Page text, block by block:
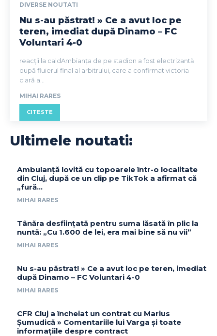
DIVERSE NOUTATI
Nu s-au păstrat! » Ce a avut loc pe
teren, imediat după Dinamo – FC
Voluntari 4-0
reacții la caldAmbianța de pe stadion a fost electrizantă
după fluierul final al arbitrului, care a confirmat victoria
clară a...
MIHAI RARES
CITESTE
Ultimele noutati:
Ambulanță lovită cu topoarele într-o localitate
din Cluj, după ce un clip pe TikTok a afirmat că
„fură…
MIHAI RARES
Tânăra desființată pentru suma lăsată în plic la
nuntă: „Cu 1.600 de lei, era mai bine să nu vii”
MIHAI RARES
Nu s-au păstrat! » Ce a avut loc pe teren, imediat
după Dinamo – FC Voluntari 4-0
MIHAI RARES
CFR Cluj a încheiat un contrat cu Marius
Șumudică » Comentariile lui Varga și toate
informațiile despre contract